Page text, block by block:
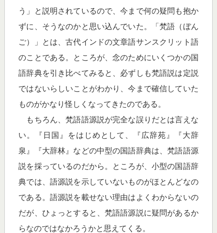
う」と説明されているので、今まで何の疑問も抱か
ずに、そうなのかと思い込んでいた。「梵語（ぼん
ご）」とは、古代インドの文章語サンスクリット語
のことである。ところが、念のためにいくつかの国
語辞典を引き比べてみると、必ずしも梵語説は定説
ではないらしいことがわかり、今まで確信していた
ものがかなり怪しくなってきたのである。
もちろん、梵語語源説が完全な誤りだとは言えな
い。『日国』をはじめとして、『広辞苑』『大辞
泉』『大辞林』などの中型の国語辞典は、梵語語源
説を採っているのだから。ところが、小型の国語辞
典では、語源説を示していないものがほとんどなの
である。語源説を載せない理由はよくわからないの
だが、ひょっとすると、梵語語源説に疑問があるか
らなのではなかろうかと思えてくる。